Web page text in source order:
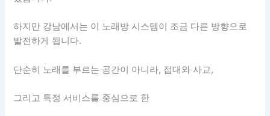
하지만 강남에서는 이 노래방 시스템이 조금 다른 방향으로
발전하게 됩니다.
단순히 노래를 부르는 공간이 아니라, 접대와 사교,
그리고 특정 서비스를 중심으로 한